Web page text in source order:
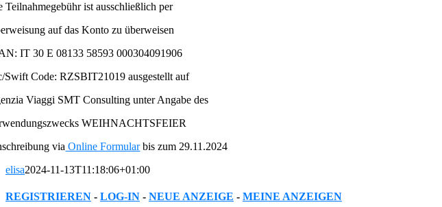
Teilnahmegebühr ist ausschließlich per
auf das Konto zu überweisen
IT 30 E 08133 58593 000304091906
Swift Code: RZSBIT21019 ausgestellt auf
Viaggi SMT Consulting unter Angabe des
WEIHNACHTSFEIER
via Online Formularbis zum 29.11.2024
elisa2024-11-13T11:18:06+01:00
REGISTRIEREN - LOG-IN - NEUE ANZEIGE - MEINE ANZEIGEN